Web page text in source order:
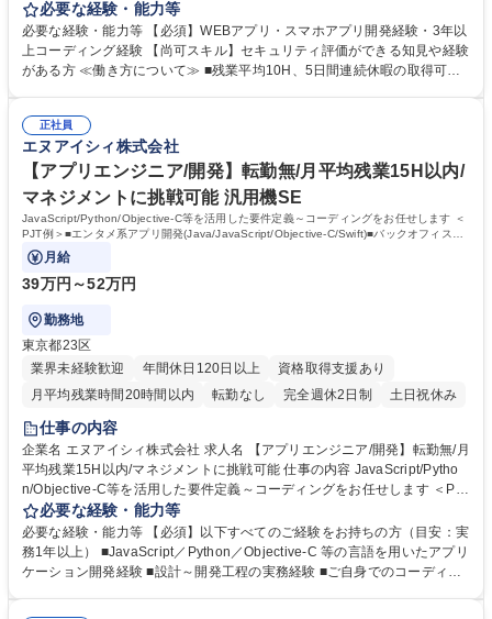
する評価業務をお任せいたします。ゆくゆくはリーダー候補として活躍い
ただけることを期待しております！ 【具体的な業務内容】 ◆セキュリテ
ィルール（既存フレームワーク）をベースにWEBシステム（主に顧客向け
WEB）のセキュリティに関する評価 ◆サイバーインシデント時のWEBア
ィエンジニア◆スマホアプリの構築/WLB◎
必要な経験・能力等
必要な経験・能力等 【必須】WEBアプリ・スマホアプリ開発経験・3年以
上コーディング経験 【尚可スキル】セキュリティ評価ができる知見や経験
がある方 ≪働き方について≫ ■残業平均10H、5日間連続休暇の取得可能
■社内コミュニケーションの一貫として週に1回、仕事状況の確認や課題相
談のミーティングを実施しており、入社後も不安なく仕事ができる環境作
りを整えています！ 学歴・資格 学歴：大学院 大学 高専 専修学校 語学
力： 資格：
正社員
エヌアイシィ株式会社
【アプリエンジニア/開発】転勤無/月平均残業15H以内/
マネジメントに挑戦可能 汎用機SE
JavaScript/Python/Objective-C等を活用した要件定義～コーディングをお任せします ＜
PJT例＞■エンタメ系アプリ開発(Java/JavaScript/Objective-C/Swift)■バックオフィス業
務における生成AI活用トライアル(Python)
月給
39万円～52万円
勤務地
東京都23区
業界未経験歓迎
年間休日120日以上
資格取得支援あり
月平均残業時間20時間以内
転勤なし 完全週休2日制 土日祝休み
仕事の内容
企業名 エヌアイシィ株式会社 求人名 【アプリエンジニア/開発】転勤無/月
平均残業15H以内/マネジメントに挑戦可能 仕事の内容 JavaScript/Pytho
n/Objective-C等を活用した要件定義～コーディングをお任せします ＜PJ
T例＞■エンタメ系アプリ開発(Java/JavaScript/Objective-C/Swift)■バック
オフィス業務における生成AI活用トライアル(Python) 【キャリアパス】■
スペシャリスト：在籍から5年経過したメンバーには「フェローチーム」
としてマネジメント業務を行わず現場でスキルを磨けるキャリアパス ■マ
必要な経験・能力等
必要な経験・能力等 【必須】以下すべてのご経験をお持ちの方（目安：実
務1年以上） ■JavaScript／Python／Objective-C 等の言語を用いたアプリ
ケーション開発経験 ■設計～開発工程の実務経験 ■ご自身でのコーディン